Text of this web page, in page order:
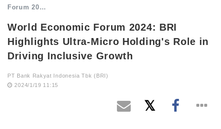
Forum 20…
World Economic Forum 2024: BRI
Highlights Ultra-Micro Holding's Role in
Driving Inclusive Growth
PT Bank Rakyat Indonesia Tbk (BRI)
2024/1/19 11:15